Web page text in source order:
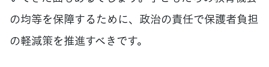
の均等を保障するために、政治の責任で保護者負担
の軽減策を推進すべきです。